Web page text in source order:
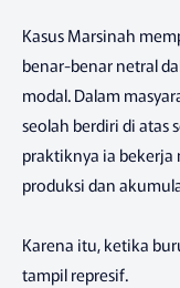
Kasus Marsinah
benar-benar netral
modal. Dalam
seolah berdiri di atas
praktiknya ia bekerja
produksi dan
Karena itu, ketika
tampil represif.